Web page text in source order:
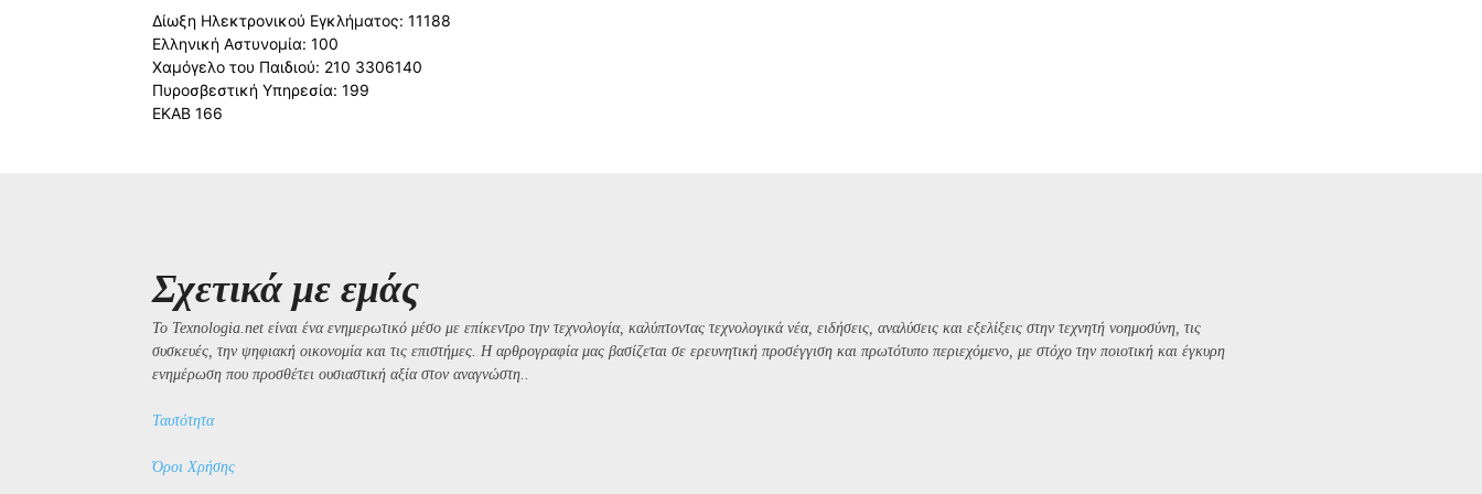
Δίωξη Ηλεκτρονικού Εγκλήματος: 11188
Ελληνική Αστυνομία: 100
Χαμόγελο του Παιδιού: 210 3306140
Πυροσβεστική Υπηρεσία: 199
ΕΚΑΒ 166
Σχετικά με εμάς
Το Texnologia.net είναι ένα ενημερωτικό μέσο με επίκεντρο την τεχνολογία, καλύπτοντας τεχνολογικά νέα, ειδήσεις, αναλύσεις και εξελίξεις στην τεχνητή νοημοσύνη, τις
συσκευές, την ψηφιακή οικονομία και τις επιστήμες. Η αρθρογραφία μας βασίζεται σε ερευνητική προσέγγιση και πρωτότυπο περιεχόμενο, με στόχο την ποιοτική και έγκυρη
ενημέρωση που προσθέτει ουσιαστική αξία στον αναγνώστη..
Ταυτότητα
Όροι Χρήσης